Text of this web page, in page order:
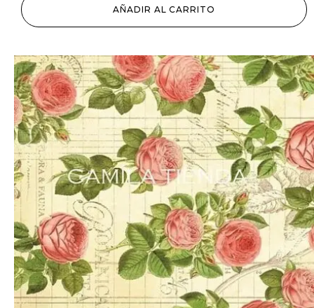
AÑADIR AL CARRITO